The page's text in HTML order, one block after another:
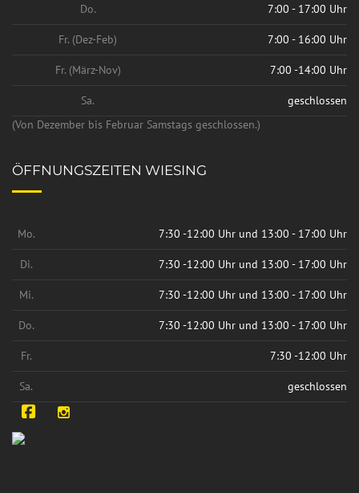
Do. 7:00 - 17:00 Uhr
Fr. (Dez-Feb) 7:00 - 16:00 Uhr
Fr. (März-Nov) 7:00 -14:00 Uhr
Sa.
geschlossen
(Von Dezember bis Februar Samstags geschlossen.)
ÖFFNUNGSZEITEN WIESING
Mo. 7:30 -12:00 Uhr und 13:00 - 17:00 Uhr
Di. 7:30 -12:00 Uhr und 13:00 - 17:00 Uhr
Mi. 7:30 -12:00 Uhr und 13:00 - 17:00 Uhr
Do. 7:30 -12:00 Uhr und 13:00 - 17:00 Uhr
Fr. 7:30 -12:00 Uhr
Sa. geschlossen
Facebook